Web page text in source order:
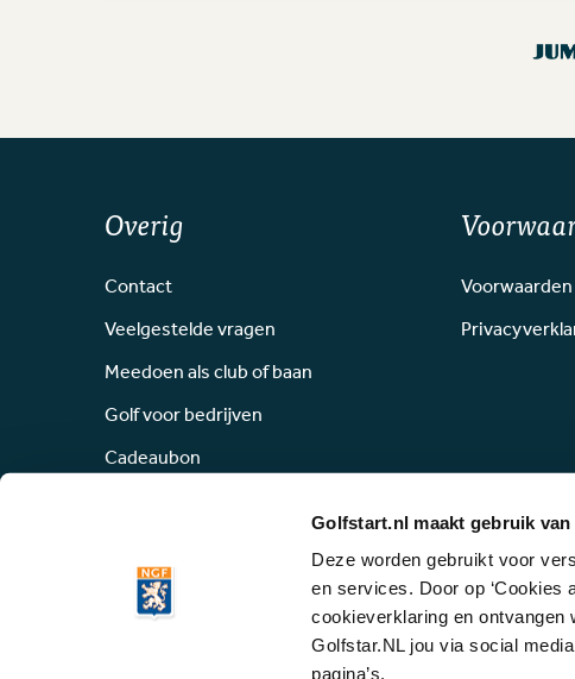
Golfstart.nl maakt gebruik van
Deze worden gebruikt voor
en services. Door op ‘Cookies
cookieverklaring en ontvangen
Golfstar.NL jou via social
pagina’s.
Overig
Contact
Veelgestelde vragen
Meedoen als club of baan
Golf voor bedrijven
Cadeaubon
Voorwaarden
Alle rechten